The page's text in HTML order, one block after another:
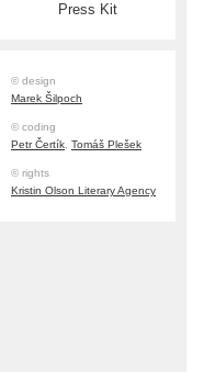
Press Kit
© design
Marek Šilpoch
© coding
Petr Čertík, Tomáš Plešek
© rights
Kristin Olson Literary Agency